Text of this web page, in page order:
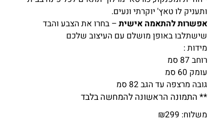
ותעניק לו טאץ' יוקרתי ונעים.
אפשרות להתאמה אישית – בחרו את הצבע והבד
שישתלבו באופן מושלם עם העיצוב שלכם
מידות :
רוחב 87 סמ
עומק 60 סמ
גובה מרצפה עד הגב 82 סמ
** התמונה הראשונה להמחשה בלבד
משלוח: ₪299